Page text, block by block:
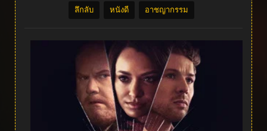
ลึกลับ หนังดี อาชญากรรม